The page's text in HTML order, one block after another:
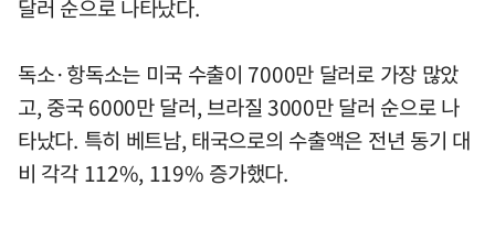
달러 순으로 나타났다.
독소·항독소는 미국 수출이 7000만 달러로 가장 많았
고, 중국 6000만 달러, 브라질 3000만 달러 순으로 나
타났다. 특히 베트남, 태국으로의 수출액은 전년 동기 대
비 각각 112%, 119% 증가했다.